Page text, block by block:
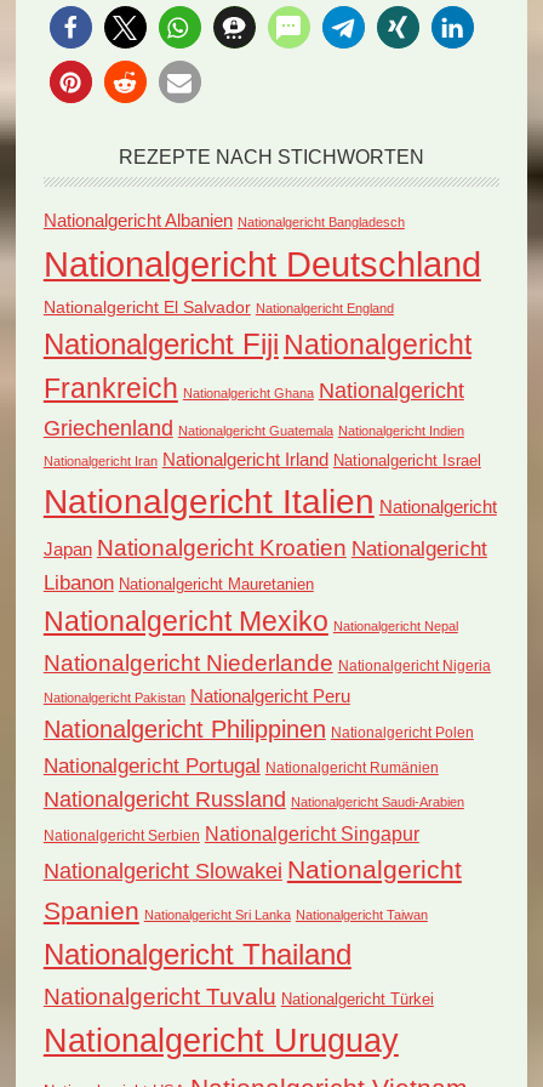
REZEPTE NACH STICHWORTEN
Nationalgericht Albanien Nationalgericht Bangladesch
Nationalgericht Deutschland
Nationalgericht El Salvador Nationalgericht England
Nationalgericht Fiji Nationalgericht
Frankreich Nationalgericht Ghana Nationalgericht
Griechenland Nationalgericht Guatemala Nationalgericht Indien
Nationalgericht Iran Nationalgericht Irland Nationalgericht Israel
Nationalgericht Italien Nationalgericht
Japan Nationalgericht Kroatien Nationalgericht
Libanon Nationalgericht Mauretanien
Nationalgericht Mexiko Nationalgericht Nepal
Nationalgericht Niederlande Nationalgericht Nigeria
Nationalgericht Pakistan Nationalgericht Peru
Nationalgericht Philippinen Nationalgericht Polen
Nationalgericht Portugal Nationalgericht Rumänien
Nationalgericht Russland Nationalgericht Saudi-Arabien
Nationalgericht Serbien Nationalgericht Singapur
Nationalgericht Slowakei Nationalgericht
Spanien Nationalgericht Sri Lanka Nationalgericht Taiwan
Nationalgericht Thailand
Nationalgericht Tuvalu Nationalgericht Türkei
Nationalgericht Uruguay